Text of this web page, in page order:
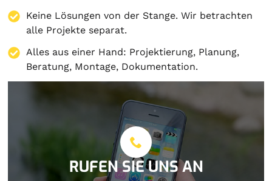
Keine Lösungen von der Stange. Wir betrachten
alle Projekte separat.
Alles aus einer Hand: Projektierung, Planung,
Beratung, Montage, Dokumentation.
RUFEN SIE UNS AN